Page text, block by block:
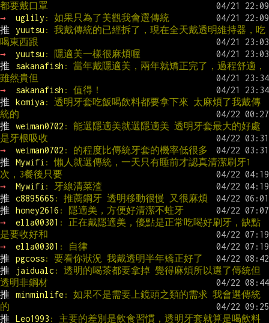
都要戴口罩
→
uglily : 如果只為了美觀我會選傳統
推
yuutsu : 我戴傳統的已經拆了，現在全天戴透明維持器，吃
喝東西跟
→
yuutsu : 隱適美一樣很麻煩喔
推
sakanafish : 當年戴隱適美，兩年就矯正完了，過程舒適，
雖然貴但
→
sakanafish : 值得！
推
komiya : 透明牙套吃飯喝飲料都要拿下來 太麻煩了我戴傳
統的
推
weiman0702 : 能選隱適美就選隱適美 透明牙套最大的好處
是牙根吸收
→
weiman0702 : 的程度比傳統牙套的機率低很多
推
Mywifi : 懶人就選傳統，一天只有睡前才認真清潔刷牙1
次，3餐後只要
→
Mywifi : 牙線清菜渣
推
c8895665 : 推薦鋼牙 透明移動很慢 又很麻煩
推
honey2616 : 隱適美，方便好清潔不蛀牙
→
ella00301 : 正在戴隱適美，優點是正常吃喝好刷牙，缺點
是要收好和
→
ella00301 : 自律
推
pgcoss: 要看你狀況 我戴透明半年矯正好了
推
jaidualc : 透明的喝茶都要拿掉 覺得麻煩所以選了傳統但
透明非鋼材
推
minminlife: 如果不是需要上鏡頭之類的需求 我會選傳統
的
推
Leo1993 : 主要的差別是飲食習慣，透明牙套就算是喝飲料